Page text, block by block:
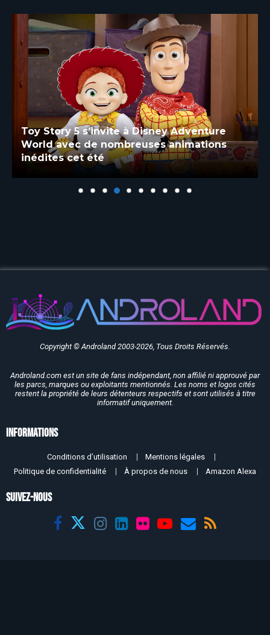
Toy Story 5 s’invite à Disney Adventure
World avec de nombreuses animations
inédites cet été
Copyright © Androland 2003-2026, Tous Droits Réservés.
Androland.com est un site de fans indépendant, non affilié ni approuvé par
les parcs, marques ou exploitants mentionnés. Les noms et logos cités
restent la propriété de leurs détenteurs respectifs et sont utilisés à titre
informatif uniquement.
Informations
Conditions d’utilisation
Mentions légales
Politique de confidentialité
À propos de nous Amazon Alexa
SUIVEZ-NOUS